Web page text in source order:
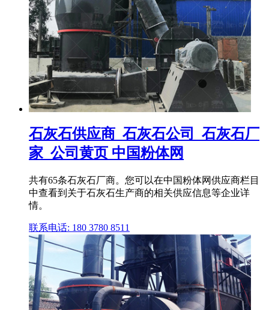
石灰石供应商_石灰石公司_石灰石厂
家_公司黄页 中国粉体网
共有65条石灰石厂商。您可以在中国粉体网供应商栏目
中查看到关于石灰石生产商的相关供应信息等企业详
情。
联系电话: 180 3780 8511